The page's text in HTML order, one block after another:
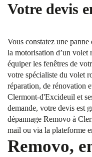
Votre devis
Vous constatez une
la motorisation d’un volet
équiper les fenêtres de
votre spécialiste du volet
réparation, de rénovation
Clermont-d'Excideuil et
demande, votre devis est
dépannage Removo à
mail ou via la plateforme
Removo,